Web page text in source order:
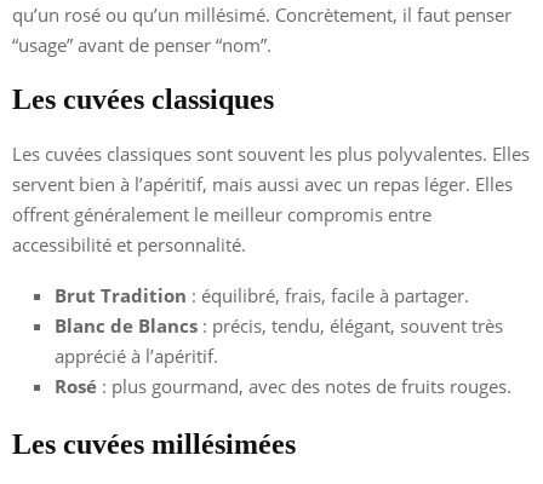
qu’un rosé ou qu’un millésimé. Concrètement, il faut penser
“usage” avant de penser “nom”.
Les cuvées classiques
Les cuvées classiques sont souvent les plus polyvalentes. Elles
servent bien à l’apéritif, mais aussi avec un repas léger. Elles
offrent généralement le meilleur compromis entre
accessibilité et personnalité.
Brut Tradition : équilibré, frais, facile à partager.
Blanc de Blancs : précis, tendu, élégant, souvent très
apprécié à l’apéritif.
Rosé : plus gourmand, avec des notes de fruits rouges.
Les cuvées millésimées